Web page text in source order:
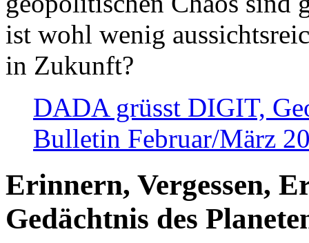
ist wohl wenig
in Zukunft?
DADA grüsst DIGIT,
Bulletin Februar/März
Erinnern, Vergessen,
Gedächtnis des